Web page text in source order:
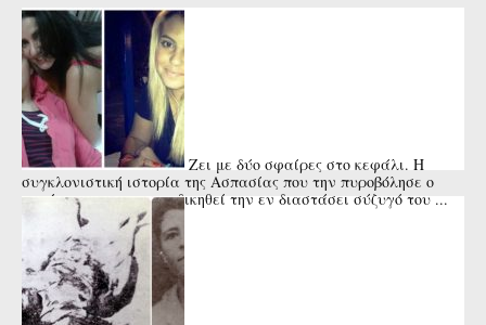
Ζει με δύο σφαίρες στο κεφάλι. Η
συγκλονιστική ιστορία της Ασπασίας που την πυροβόλησε ο
πατέρας της για να εκδικηθεί την εν διαστάσει σύζυγό του ...